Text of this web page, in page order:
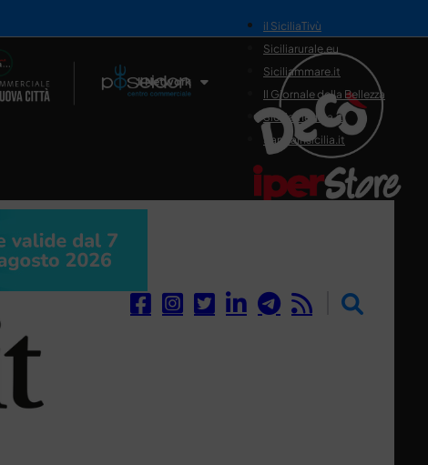
Il Network
il SiciliaTivù
Siciliarurale.eu
Siciliammare.it
Il Giornale della Bellezza
Siciliamedica.it
Sanitainsicilia.it